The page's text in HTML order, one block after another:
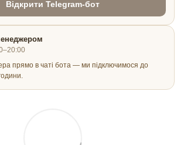
Відкрити Telegram-бот
прямо в чаті бота — ми підключимося до